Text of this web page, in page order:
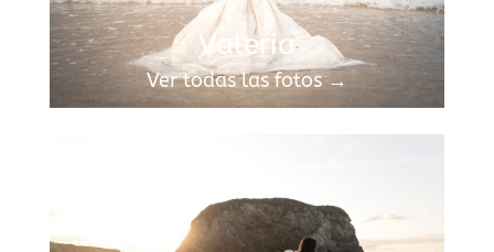
Valeria
Ver todas las fotos →